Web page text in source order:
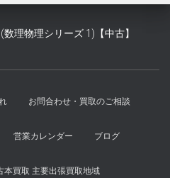
は
で
理物理シリーズ 1)【中古】
お問合わせ・買取のご相談
営業カレンダー ブログ
本買取 主要出張買取地域